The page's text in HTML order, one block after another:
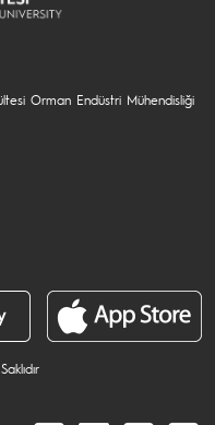
Orman Endüstri Mühendisliği